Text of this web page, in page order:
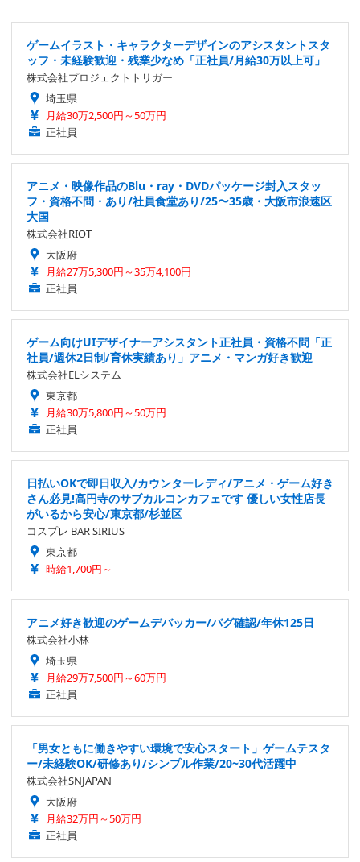
ゲームイラスト・キャラクターデザインのアシスタントスタ
ッフ・未経験歓迎・残業少なめ「正社員/月給30万以上可」
株式会社プロジェクトトリガー
埼玉県
月給30万2,500円～50万円
正社員
アニメ・映像作品のBlu・ray・DVDパッケージ封入スタッ
フ・資格不問・あり/社員食堂あり/25〜35歳・大阪市浪速区
大国
株式会社RIOT
大阪府
月給27万5,300円～35万4,100円
正社員
ゲーム向けUIデザイナーアシスタント正社員・資格不問「正
社員/週休2日制/育休実績あり」アニメ・マンガ好き歓迎
株式会社ELシステム
東京都
月給30万5,800円～50万円
正社員
日払いOKで即日収入/カウンターレディ/アニメ・ゲーム好き
さん必見!高円寺のサブカルコンカフェです 優しい女性店長
がいるから安心/東京都/杉並区
コスプレ BAR SIRIUS
東京都
時給1,700円～
アニメ好き歓迎のゲームデバッカー/バグ確認/年休125日
株式会社小林
埼玉県
月給29万7,500円～60万円
正社員
「男女ともに働きやすい環境で安心スタート」ゲームテスタ
ー/未経験OK/研修あり/シンプル作業/20~30代活躍中
株式会社SNJAPAN
大阪府
月給32万円～50万円
正社員